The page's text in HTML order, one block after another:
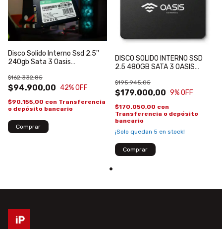
Disco Solido Interno Ssd 2.5''
240gb Sata 3 Oasis
$94.900,00
$162.332,85
42% OFF
$90.155,00 con Transferencia
o depósito bancario
DISCO SOLIDO INTERNO SSD
2.5 480GB SATA 3 OASIS
SATAIII480GB
$179.000,00
$195.945,05
9% OFF
$170.050,00 con
Transferencia o depósito
bancario
¡Solo quedan 5 en stock!